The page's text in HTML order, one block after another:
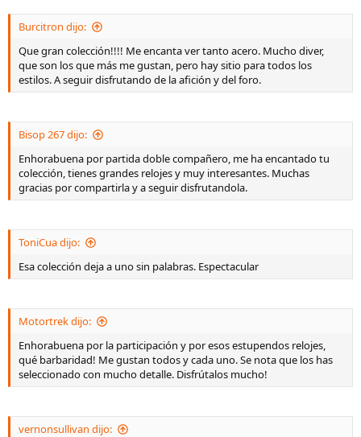
Burcitron dijo:
Que gran colección!!!! Me encanta ver tanto acero. Mucho diver,
que son los que más me gustan, pero hay sitio para todos los
estilos. A seguir disfrutando de la afición y del foro.
Bisop 267 dijo:
Enhorabuena por partida doble compañero, me ha encantado tu
colección, tienes grandes relojes y muy interesantes. Muchas
gracias por compartirla y a seguir disfrutandola.
ToniCua dijo:
Esa colección deja a uno sin palabras. Espectacular
Motortrek dijo:
Enhorabuena por la participación y por esos estupendos relojes,
qué barbaridad! Me gustan todos y cada uno. Se nota que los has
seleccionado con mucho detalle. Disfrútalos mucho!
vernonsullivan dijo: